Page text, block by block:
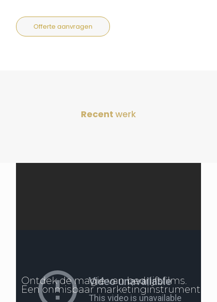
Offerte aanvragen
Recent werk
Ontdek de magie van bedrijfsfilms.
Een onmisbaar marketinginstrument